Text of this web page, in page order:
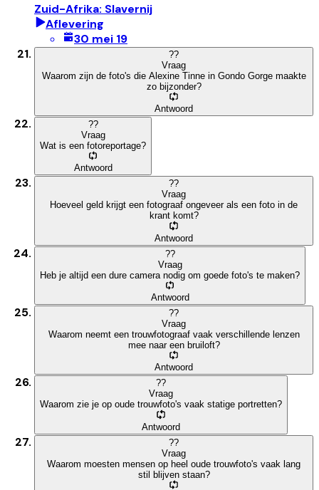
Zuid-Afrika: Slavernij
Aflevering
30 mei 19
??
Vraag
Waarom zijn de foto's die Alexine Tinne in Gondo Gorge maakte
zo bijzonder?
Antwoord
??
Vraag
Wat is een fotoreportage?
Antwoord
??
Vraag
Hoeveel geld krijgt een fotograaf ongeveer als een foto in de
krant komt?
Antwoord
??
Vraag
Heb je altijd een dure camera nodig om goede foto's te maken?
Antwoord
??
Vraag
Waarom neemt een trouwfotograaf vaak verschillende lenzen
mee naar een bruiloft?
Antwoord
??
Vraag
Waarom zie je op oude trouwfoto's vaak statige portretten?
Antwoord
??
Vraag
Waarom moesten mensen op heel oude trouwfoto's vaak lang
stil blijven staan?